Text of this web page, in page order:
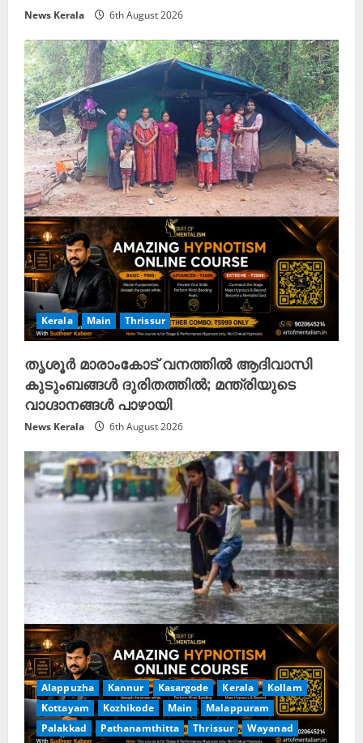
News Kerala 6th August 2026
Kerala Main Thrissur
തൃശൂർ മാരാംകോട് വനത്തിൽ ആദിവാസി
കുടുംബങ്ങൾ ദുരിതത്തിൽ; മന്ത്രിയുടെ
വാഗ്ദാനങ്ങൾ പാഴായി
News Kerala 6th August 2026
Alappuzha Kannur Kasargode Kerala
Kollam
Kottayam
Kozhikode Main
Malappuram
Palakkad
Pathanamthitta Thrissur Wayanad